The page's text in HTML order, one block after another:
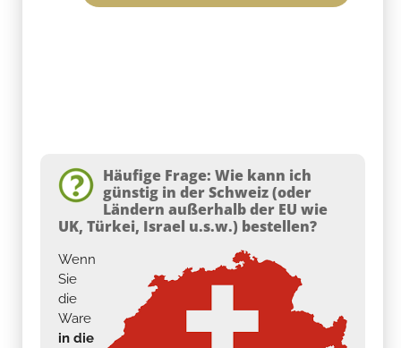
Häufige Frage: Wie kann ich
günstig in der Schweiz (oder
Ländern außerhalb der EU wie
UK, Türkei, Israel u.s.w.) bestellen?
Wenn
Sie
die
Ware
in die